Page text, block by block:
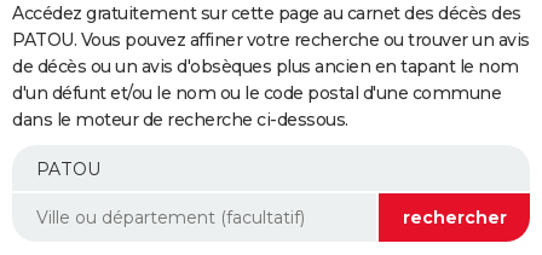
Programme TV
TNT
Streaming
Cinéma
Sorties cinéma
Musique
+
FINANCE
Retraite
Impôts
Epargne
Immobilier
Risques naturels par ville
Banque
Assurance
Crédit
AUTO
Essais
Réserver un essai
Citadines
Berlines
SUV
Forum auto
+
Mobiles
Meilleur smartphone
Internet
Ordinateurs
Jeux vidéo
Guide high-tech
Aménagement intérieur
Accédez gratuitement sur cette page au carnet des décès des
PATOU. Vous pouvez affiner votre recherche ou trouver un avis
de décès ou un avis d'obsèques plus ancien en tapant le nom
d'un défunt et/ou le nom ou le code postal d'une commune
dans le moteur de recherche ci-dessous.